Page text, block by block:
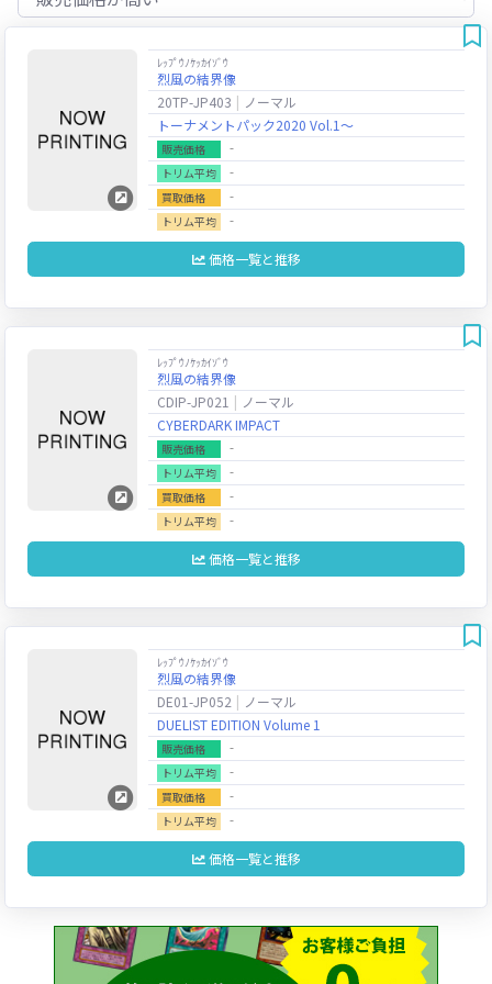
ﾚｯﾌﾟｳﾉｹｯｶｲｿﾞｳ
烈風の結界像
20TP-JP403
ノーマル
トーナメントパック2020 Vol.1～
販売価格 ‐
トリム平均 ‐
買取価格 ‐
トリム平均 ‐
価格一覧と推移
ﾚｯﾌﾟｳﾉｹｯｶｲｿﾞｳ
烈風の結界像
CDIP-JP021
ノーマル
CYBERDARK IMPACT
販売価格 ‐
トリム平均 ‐
買取価格 ‐
トリム平均 ‐
価格一覧と推移
ﾚｯﾌﾟｳﾉｹｯｶｲｿﾞｳ
烈風の結界像
DE01-JP052
ノーマル
DUELIST EDITION Volume 1
販売価格 ‐
トリム平均 ‐
買取価格 ‐
トリム平均 ‐
価格一覧と推移